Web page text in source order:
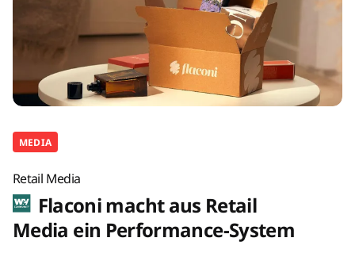
MEDIA
Retail Media
Flaconi macht aus Retail
Media ein Performance-System